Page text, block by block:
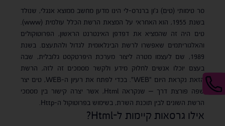
סר טימותי (טים) ג'ון ברנרס-לי הינו מדען מחשב ממוצא אנגלי, שנולד
בשנת 1955, הוא האחראי על המצאת הרשת הכלל עולמית (www).
טים היה זה שהמציא את דפדפן האינטרנט הראשון, הפרוטוקולים
והאלגוריתמים שאפשרו לרשת הבינלאומית לגדול ולהתעצם. בשנת
1989, שם לעצמו מטרה ליצור מערכת היפרטקסט גלובלית, שבה
בעצם יוכלו אנשים לחלוק מידע ולקשר מסמכים זה לזה, הרשת
הזאת נקראת היום "WEB". בכדי לפתח את רעיון ה-WEB, טים יצר
שפה פורצת דרך – שנקראה Html, אשר יצרה קישור בין מסמכי
הרשת השונים לבין תוכנת השרת, בשימוש בפרוטוקול ה-Http.
אילו גרסאות קיימות ל-Html?